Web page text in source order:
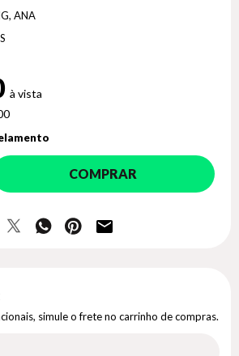
ANA
COMPRAR
simule o frete no carrinho de compras.